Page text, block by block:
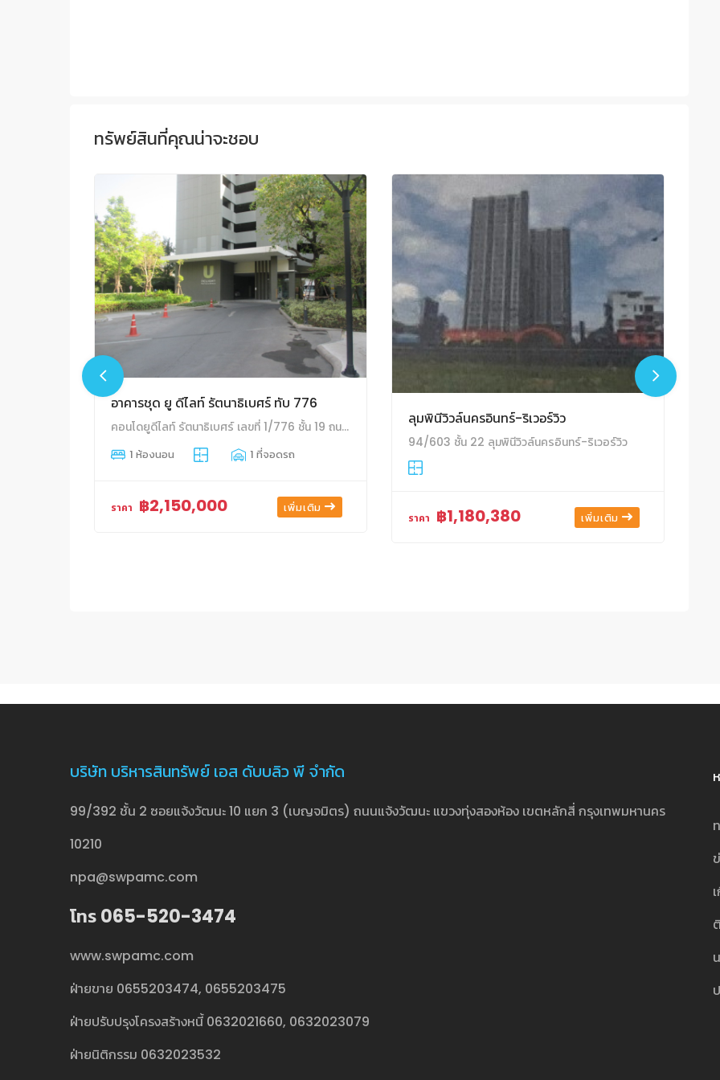
ทรัพย์สินที่คุณน่าจะชอบ
อาคารชุด ยู ดีไลท์ รัตนาธิเบศร์ ทับ 776
คอนโดยูดีไลท์ รัตนาธิเบศร์ เลขที่ 1/776 ชั้น 19 ถนนรัตนาธิเบศร์ ตำบลบางกระสอ อำเภอเมืองนนทบุรี จังหวัดนนทบุรี
1 ห้องนอน 1 ที่จอดรถ
ราคา ฿2,150,000 เพิ่มเติม
ลุมพินีวิวล์นครอินทร์-ริเวอร์วิว
94/603 ชั้น 22 ลุมพินีวิวล์นครอินทร์-ริเวอร์วิว
ราคา ฿1,180,380 เพิ่มเติม
บริษัท บริหารสินทรัพย์ เอส ดับบลิว พี จำกัด
99/392 ชั้น 2 ซอยแจ้งวัฒนะ 10 แยก 3 (เบญจมิตร) ถนนแจ้งวัฒนะ แขวงทุ่งสองห้อง เขตหลักสี่ กรุงเทพมหานคร
10210
npa@swpamc.com
โทร 065-520-3474
www.swpamc.com
ฝ่ายขาย 0655203474, 0655203475
ฝ่ายปรับปรุงโครงสร้างหนี้ 0632021660, 0632023079
ฝ่ายนิติกรรม 0632023532